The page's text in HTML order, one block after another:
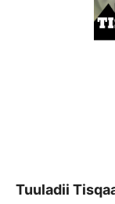
Tuuladii